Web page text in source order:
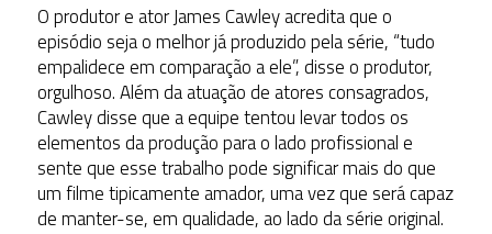
O produtor e ator James Cawley acredita que o
episódio seja o melhor já produzido pela série, “tudo
empalidece em comparação a ele”, disse o produtor,
orgulhoso. Além da atuação de atores consagrados,
Cawley disse que a equipe tentou levar todos os
elementos da produção para o lado profissional e
sente que esse trabalho pode significar mais do que
um filme tipicamente amador, uma vez que será capaz
de manter-se, em qualidade, ao lado da série original.